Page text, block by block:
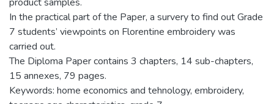
In the practical part of the Paper, a survery to find out Grade
7 students’ viewpoints on Florentine embroidery was
carried out.
The Diploma Paper contains 3 chapters, 14 sub-chapters,
15 annexes, 79 pages.
Keywords: home economics and tehnology, embroidery,